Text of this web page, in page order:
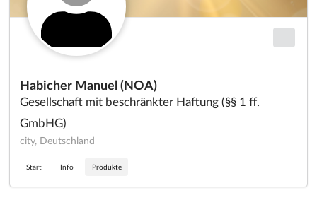
Habicher Manuel (NOA)
Gesellschaft mit beschränkter Haftung (§§ 1 ff.
GmbHG)
city, Deutschland
Start Info Produkte